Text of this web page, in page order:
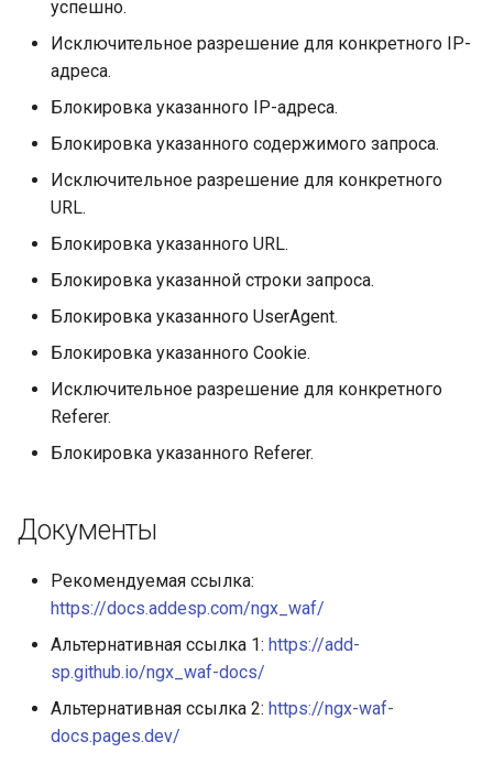
успешно.
Исключительное разрешение для конкретного IP-
адреса.
Блокировка указанного IP-адреса.
Блокировка указанного содержимого запроса.
Исключительное разрешение для конкретного
URL.
Блокировка указанного URL.
Блокировка указанной строки запроса.
Блокировка указанного UserAgent.
Блокировка указанного Cookie.
Исключительное разрешение для конкретного
Referer.
Блокировка указанного Referer.
Документы
Рекомендуемая ссылка:
https://docs.addesp.com/ngx_waf/
Альтернативная ссылка 1: https://add-
sp.github.io/ngx_waf-docs/
Альтернативная ссылка 2: https://ngx-waf-
docs.pages.dev/